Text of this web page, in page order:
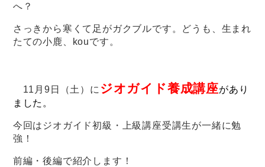
へ？
さっきから寒くて足がガクブルです。どうも、生まれ
たての小鹿、kouです。
11月9日（土）に ジオガイド養成講座があり
ました。
今回はジオガイド初級・上級講座受講生が一緒に勉
強！
前編・後編で紹介します！